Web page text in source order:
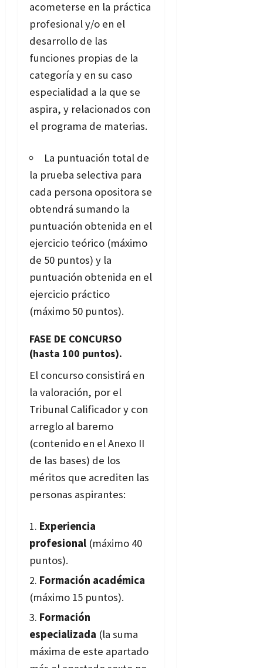
acometerse en la práctica
profesional y/o en el
desarrollo de las
funciones propias de la
categoría y en su caso
especialidad a la que se
aspira, y relacionados con
el programa de materias.
La puntuación total de
la prueba selectiva para
cada persona opositora se
obtendrá sumando la
puntuación obtenida en el
ejercicio teórico (máximo
de 50 puntos) y la
puntuación obtenida en el
ejercicio práctico
(máximo 50 puntos).
FASE DE CONCURSO
(hasta 100 puntos).
El concurso consistirá en
la valoración, por el
Tribunal Calificador y con
arreglo al baremo
(contenido en el Anexo II
de las bases) de los
méritos que acrediten las
personas aspirantes:
Experiencia
profesional (máximo 40
puntos).
Formación académica
(máximo 15 puntos).
Formación
especializada (la suma
máxima de este apartado